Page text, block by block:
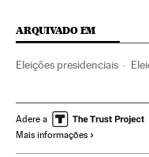
ARQUIVADO EM
Eleições presidenciais
Donald Trump Los Angeles
Adere a
Mais informações